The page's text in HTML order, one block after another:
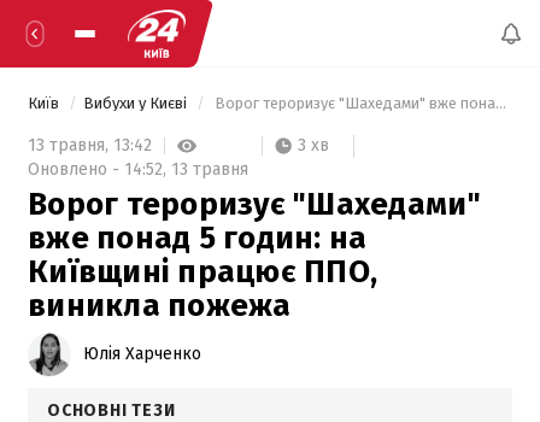
Київ Вибухи у Києві Ворог тероризує "Шахедами" вже понад 5 годин: на Київщині працює ППО, виникла пожежа
13 травня, 13:42
3 хв
Оновлено - 14:52, 13 травня
Ворог тероризує "Шахедами"
вже понад 5 годин: на
Київщині працює ППО,
виникла пожежа
Юлія Харченко
ОСНОВНІ ТЕЗИ